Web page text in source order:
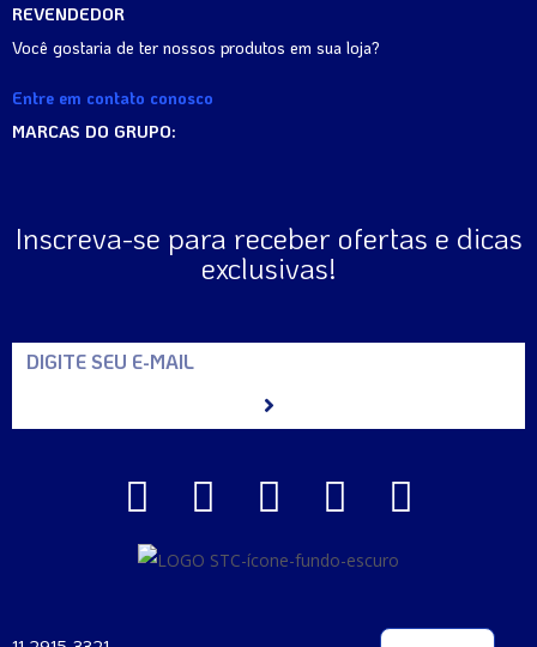
REVENDEDOR
Você gostaria de ter nossos produtos em sua loja?
Entre em contato conosco
MARCAS DO GRUPO:
Inscreva-se para receber ofertas e dicas
exclusivas!